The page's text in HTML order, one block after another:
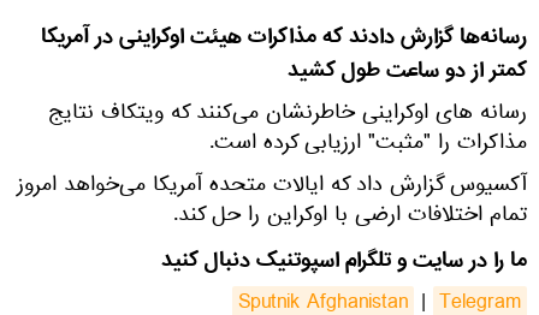
رسانه‌ها گزارش دادند که مذاکرات هیئت اوکراینی در آمریکا
کمتر از دو ساعت طول کشید
رسانه های اوکراینی خاطرنشان می‌کنند که ویتکاف نتایج
مذاکرات را "مثبت" ارزیابی کرده است.
آکسیوس گزارش داد که ایالات متحده آمریکا می‌خواهد امروز
تمام اختلافات ارضی با اوکراین را حل کند.
ما را در سایت و تلگرام اسپوتنیک دنبال کنید
Sputnik Afghanistan | Telegram